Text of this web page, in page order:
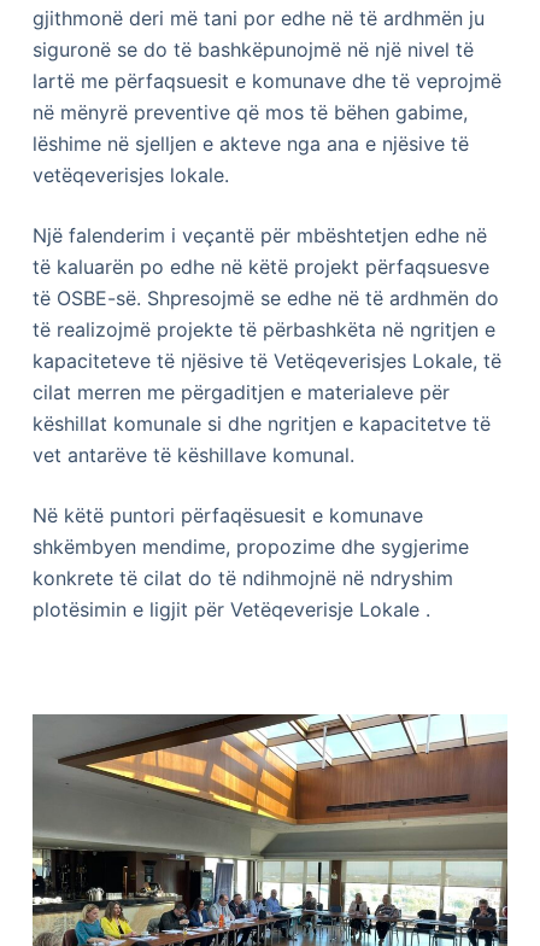
gjithmonë deri më tani por edhe në të ardhmën ju
siguronë se do të bashkëpunojmë në një nivel të
lartë me përfaqsuesit e komunave dhe të veprojmë
në mënyrë preventive që mos të bëhen gabime,
lëshime në sjelljen e akteve nga ana e njësive të
vetëqeverisjes lokale.
Një falenderim i veçantë për mbështetjen edhe në
të kaluarën po edhe në këtë projekt përfaqsuesve
të OSBE-së. Shpresojmë se edhe në të ardhmën do
të realizojmë projekte të përbashkëta në ngritjen e
kapaciteteve të njësive të Vetëqeverisjes Lokale, të
cilat merren me përgaditjen e materialeve për
këshillat komunale si dhe ngritjen e kapacitetve të
vet antarëve të këshillave komunal.
Në këtë puntori përfaqësuesit e komunave
shkëmbyen mendime, propozime dhe sygjerime
konkrete të cilat do të ndihmojnë në ndryshim
plotësimin e ligjit për Vetëqeverisje Lokale .